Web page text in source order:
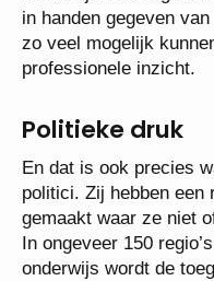
in handen gegeven
zo veel mogelijk
professionele inzicht.
Politieke druk
En dat is ook precies
politici. Zij hebben een
gemaakt waar ze niet
In ongeveer 150
onderwijs wordt de